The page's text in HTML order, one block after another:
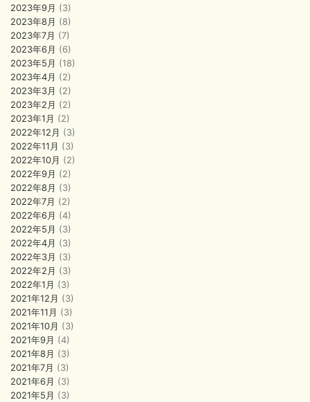
2023年9月 (3)
2023年8月 (8)
2023年7月 (7)
2023年6月 (6)
2023年5月 (18)
2023年4月 (2)
2023年3月 (2)
2023年2月 (2)
2023年1月 (2)
2022年12月 (3)
2022年11月 (3)
2022年10月 (2)
2022年9月 (2)
2022年8月 (3)
2022年7月 (2)
2022年6月 (4)
2022年5月 (3)
2022年4月 (3)
2022年3月 (3)
2022年2月 (3)
2022年1月 (3)
2021年12月 (3)
2021年11月 (3)
2021年10月 (3)
2021年9月 (4)
2021年8月 (3)
2021年7月 (3)
2021年6月 (3)
2021年5月 (3)